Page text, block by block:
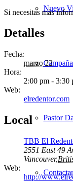
Nuevo
Pastor
Contactar
Si necesitas más
Detalles
Fecha:
marzo 22
Hora:
2:00 pm - 3:30
Web:
elredentor.com
Local
TBB El
2551 East 49
Vancouver,
Web:
http://